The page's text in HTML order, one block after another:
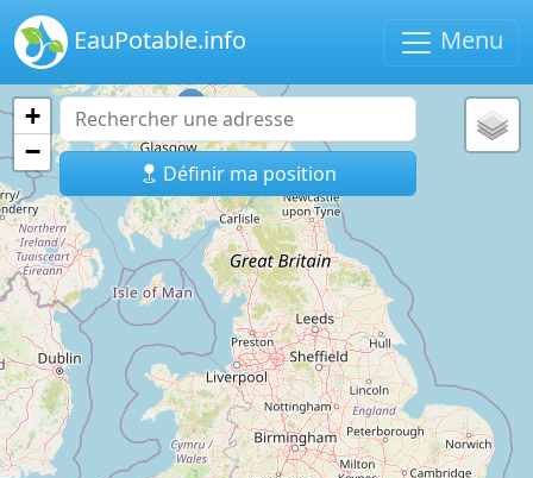
EauPotable.info Menu
Définir ma position
+
−